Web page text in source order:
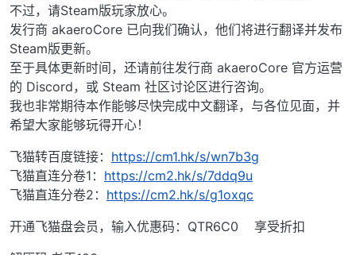
不过，请Steam版玩家放心。
发行商 akaeroCore 已向我们确认，他们将进行翻译并发布
Steam版更新。
至于具体更新时间，还请前往发行商 akaeroCore 官方运营
的 Discord，或 Steam 社区讨论区进行咨询。
我也非常期待本作能够尽快完成中文翻译，与各位见面，并
希望大家能够玩得开心！
飞猫转百度链接： https://cm1.hk/s/wn7b3g
飞猫直连分卷1： https://cm2.hk/s/7ddq9u
飞猫直连分卷2： https://cm2.hk/s/g1oxqc
开通飞猫盘会员，输入优惠码：QTR6C0 享受折扣